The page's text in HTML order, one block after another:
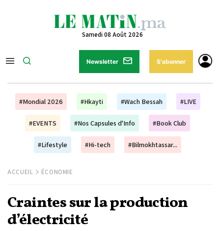
Samedi 08 Août 2026
Newsletter S'abonner
#Mondial 2026 #Hkayti #Wach Bessah #LIVE
#EVENTS #Nos Capsules d'Info #Book Club
#Lifestyle #Hi-tech #Bilmokhtassar...
ACCUEIL ÉCONOMIE
Craintes sur la production
d’électricité